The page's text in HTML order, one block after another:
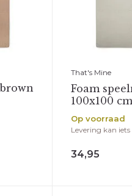
That's Mine
Foam
100x100 cm
Op voorraad
Levering kan
34,95